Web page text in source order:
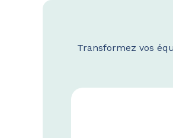
Transformez vos